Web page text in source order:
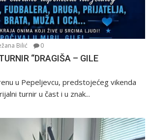
Bilić 0
“DRAGIŠA – GILE
u Pepeljevcu, predstojećeg vikenda
turnir u čast i u znak...